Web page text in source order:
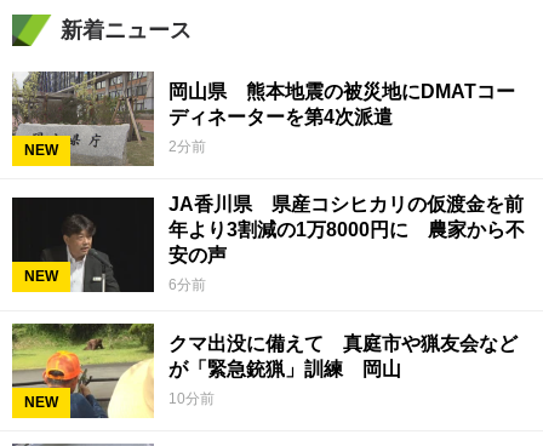
新着ニュース
NEW
岡山県 熊本地震の被災地にDMATコー
ディネーターを第4次派遣
2分前
NEW
JA香川県 県産コシヒカリの仮渡金を前
年より3割減の1万8000円に 農家から不
安の声
6分前
NEW
クマ出没に備えて 真庭市や猟友会など
が「緊急銃猟」訓練 岡山
10分前